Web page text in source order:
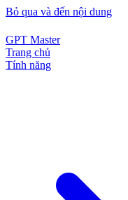
Bỏ qua và đến nội dung
GPT Master
Trang chủ
Tính năng